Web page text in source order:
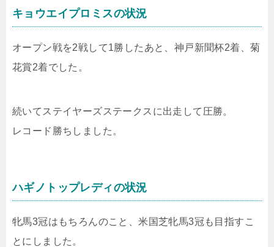
キョウエイプロミスの状況
オープン戦を2戦して1勝したあと、神戸新聞杯2着、菊
花賞2着でした。
続いてステイヤーズステークスに出走して圧勝。
レコード勝ちしました。
ハギノトップレディの状況
牝馬3冠はもちろんのこと、米国芝牝馬3冠も目指すこ
とにしました。